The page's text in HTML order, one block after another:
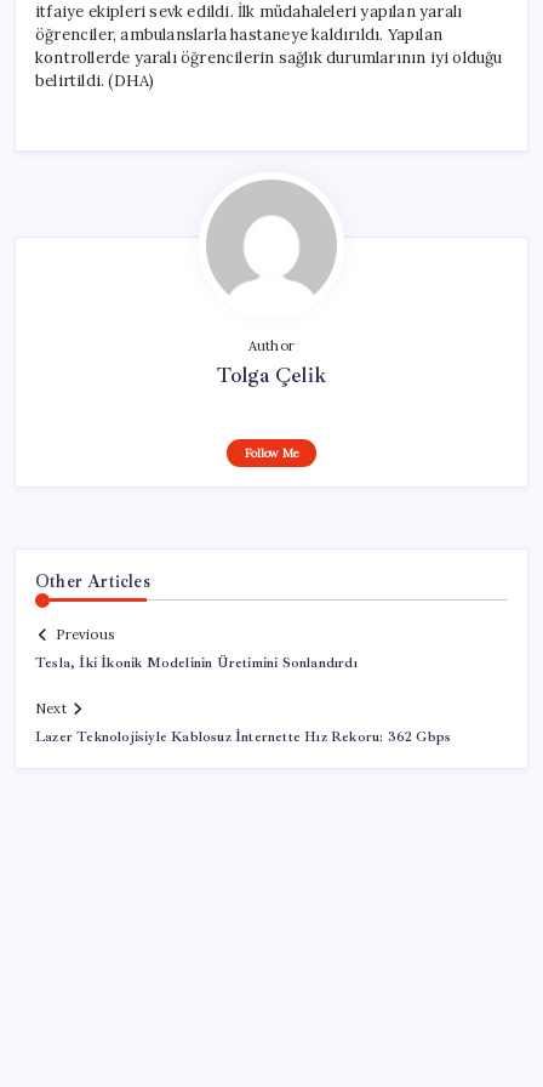
itfaiye ekipleri sevk edildi. İlk müdahaleleri yapılan yaralı
öğrenciler, ambulanslarla hastaneye kaldırıldı. Yapılan
kontrollerde yaralı öğrencilerin sağlık durumlarının iyi olduğu
belirtildi. (DHA)
Author
Tolga Çelik
Follow Me
Other Articles
Previous
Tesla, İki İkonik Modelinin Üretimini Sonlandırdı
Next
Lazer Teknolojisiyle Kablosuz İnternette Hız Rekoru: 362 Gbps